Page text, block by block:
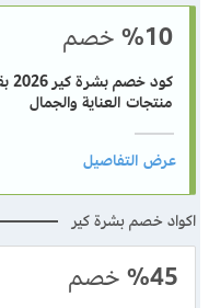
%10 خصم
منتجات العناية والجمال
اكواد خصم بشرة كير
%45 خصم